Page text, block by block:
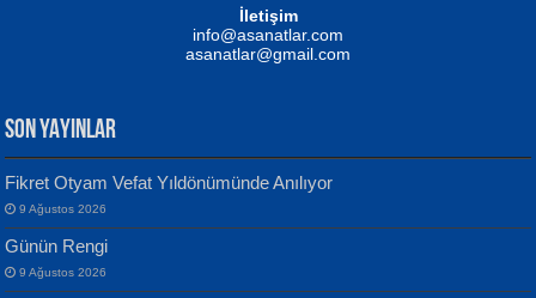
MUSTAFA KELOĞLU
Yarına İz Bırakmak...
Yılmaz Ekinci
Geceye Söylenen...
İletişim
info@asanatlar.com
asanatlar@gmail.com
SON YAYINLAR
Fikret Otyam Vefat Yıldönümünde Anılıyor
9 Ağustos 2026
Günün Rengi
9 Ağustos 2026